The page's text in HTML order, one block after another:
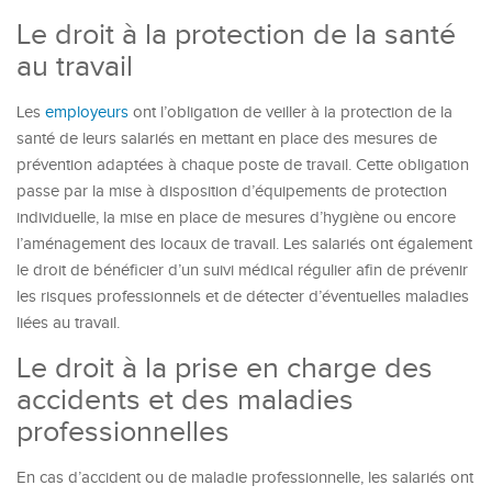
Le droit à la protection de la santé
au travail
Les employeurs ont l’obligation de veiller à la protection de la
santé de leurs salariés en mettant en place des mesures de
prévention adaptées à chaque poste de travail. Cette obligation
passe par la mise à disposition d’équipements de protection
individuelle, la mise en place de mesures d’hygiène ou encore
l’aménagement des locaux de travail. Les salariés ont également
le droit de bénéficier d’un suivi médical régulier afin de prévenir
les risques professionnels et de détecter d’éventuelles maladies
liées au travail.
Le droit à la prise en charge des
accidents et des maladies
professionnelles
En cas d’accident ou de maladie professionnelle, les salariés ont